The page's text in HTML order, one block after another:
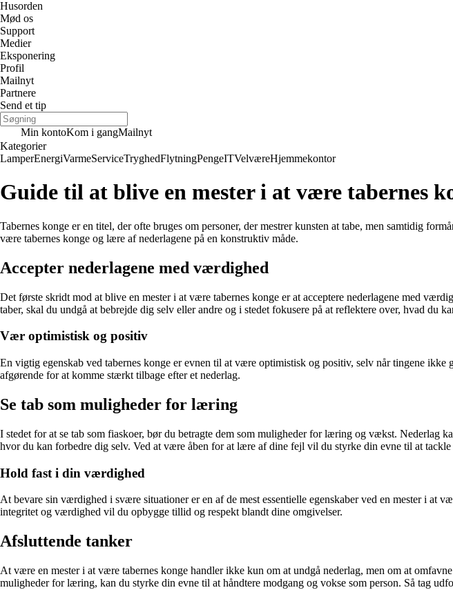
Husorden
Mød os
Support
Medier
Eksponering
Profil
Mailnyt
Partnere
Send et tip
Min kontoKom i gangMailnyt
Kategorier
LamperEnergiVarmeServiceTryghedFlytningPengeITVelværeHjemmekontor
Guide til at blive en mester i at være tabernes
Tabernes konge er en titel, der ofte bruges om personer, der mestrer kunsten at tabe, men samtidig
være tabernes konge og lære af nederlagene på en konstruktiv måde.
Accepter nederlagene med værdighed
Det første skridt mod at blive en mester i at være tabernes konge er at acceptere nederlagene med
taber, skal du undgå at bebrejde dig selv eller andre og i stedet fokusere på at reflektere over, hvad du
Vær optimistisk og positiv
En vigtig egenskab ved tabernes konge er evnen til at være optimistisk og positiv, selv når tingene
afgørende for at komme stærkt tilbage efter et nederlag.
Se tab som muligheder for læring
I stedet for at se tab som fiaskoer, bør du betragte dem som muligheder for læring og vækst. Nederlag
hvor du kan forbedre dig selv. Ved at være åben for at lære af dine fejl vil du styrke din evne til at
Hold fast i din værdighed
At bevare sin værdighed i svære situationer er en af de mest essentielle egenskaber ved en mester i at
integritet og værdighed vil du opbygge tillid og respekt blandt dine omgivelser.
Afsluttende tanker
At være en mester i at være tabernes konge handler ikke kun om at undgå nederlag, men om at
muligheder for læring, kan du styrke din evne til at håndtere modgang og vokse som person. Så tag